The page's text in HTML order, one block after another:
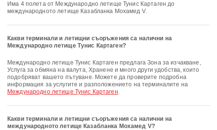
Има 4 полета от Международно летище Тунис Картаген до
международното летище Казабланка Мохамед V.
Какви терминали и летищни съоръжения са налични на
Международно летище Тунис Картаген?
Международно летище Тунис Картаген предлага Зона за изчакване,
Услуга за обмяна на валута, Хранене и много други удобства, които
подобряват вашето пътуване. Можете да проверите подробна
информация за услугите и разположението на терминалите на
Международно летище Тунис Картаген.
Какви терминали и летищни съоръжения са налични на
международното летище Казабланка Мохамед V?